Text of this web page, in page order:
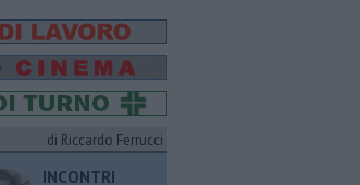
di Riccardo Ferrucci
INCONTRI